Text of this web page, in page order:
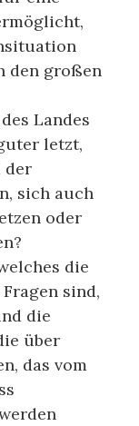
den großen
Landes
letzt,
der
sich auch
oder
die
sind,
die
über
das vom